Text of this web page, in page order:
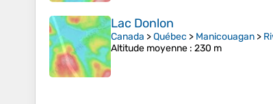
Lac Donlon
Canada >Québec > Manicouagan >
Altitude moyenne : 230 m